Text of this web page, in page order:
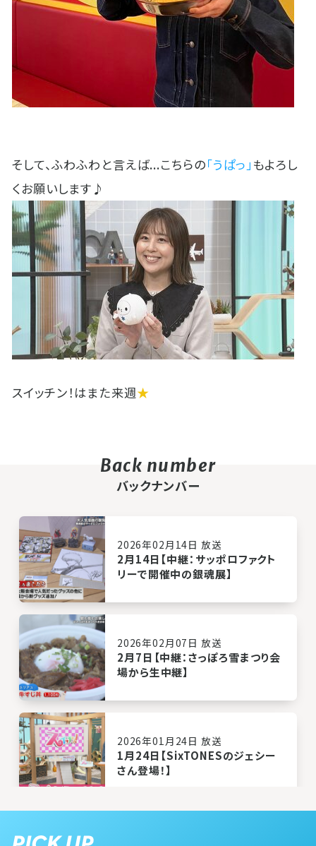
そして、ふわふわと言えば...こちらの「うぱっ」 もよろし
くお願いします♪
スイッチン！はまた来週★
バックナンバー
2026年02月14日 放送
2月14日【中継：サッポロファクト
リーで開催中の銀魂展】
2026年02月07日 放送
2月7日【中継：さっぽろ雪まつり会
場から生中継】
2026年01月24日 放送
1月24日【SixTONESのジェシー
さん登場！】